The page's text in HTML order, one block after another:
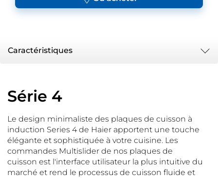
Caractéristiques
Série 4
Le design minimaliste des plaques de cuisson à
induction Series 4 de Haier apportent une touche
élégante et sophistiquée à votre cuisine. Les
commandes Multislider de nos plaques de
cuisson est l'interface utilisateur la plus intuitive du
marché et rend le processus de cuisson fluide et